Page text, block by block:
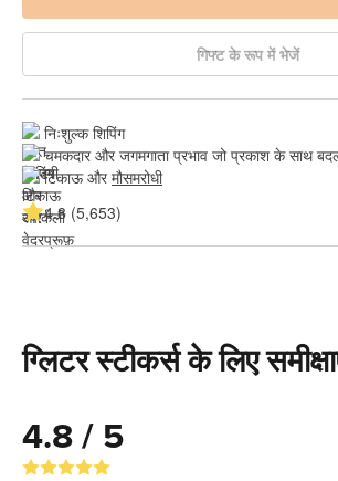
गिफ्ट के रूप में भेजें
निःशुल्क शिपिंग
चमकदार और जगमगाता प्रभाव जो प्रकाश के साथ
टिकाऊ और मौसमरोधी
4.8 (5,653)
ग्लिटर स्टीकर्स के लिए
4.8 / 5